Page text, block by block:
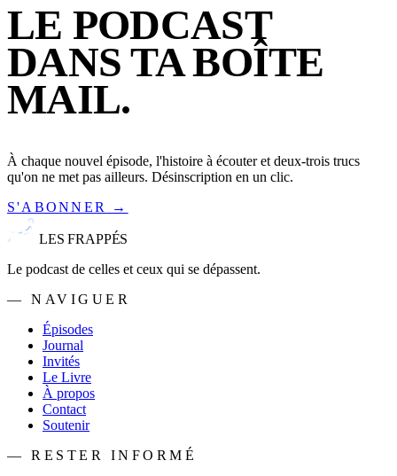
LE PODCAST
DANS TA BOÎTE
MAIL.
À chaque nouvel épisode, l'histoire à écouter et deux-trois trucs
qu'on ne met pas ailleurs. Désinscription en un clic.
S'ABONNER →
LES FRAPPÉS
Le podcast de celles et ceux qui se dépassent.
— NAVIGUER
Épisodes
Journal
Invités
Le Livre
À propos
Contact
Soutenir
— RESTER INFORMÉ